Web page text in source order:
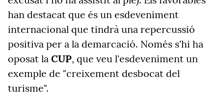
han destacat que és un esdeveniment
internacional que tindrà una repercussió
positiva per a la demarcació. Només s'hi ha
oposat la CUP, que veu l'esdeveniment un
exemple de "creixement desbocat del
turisme".